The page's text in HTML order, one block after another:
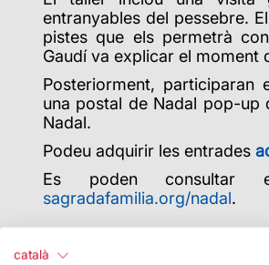
entranyables del pessebre.
pistes que els permetrà
Gaudí va explicar el moment
Posteriorment, participaran
una postal de Nadal pop-up
Nadal.
Podeu adquirir les entrades
Es poden
sagradafamilia.org/nadal.
català